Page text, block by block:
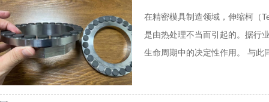
在精密模具制造领域，伸缩柯（
是由热处理不当而引起的。据行
生命周期中的决定性作用。 与此